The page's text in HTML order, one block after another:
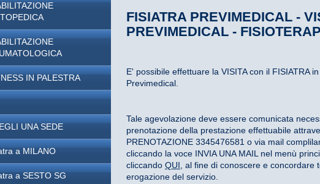
IN PALESTRA
UNA SEDE
a MILANO
a SESTO SG
FISIATRA PREVIMEDICAL -
PREVIMEDICAL -
E' possibile effettuare la VISITA con il FISIATRA
Previmedical.
Tale agevolazione deve essere comunicata
prenotazione della prestazione effettuabile
PRENOTAZIONE 3345476581 o via mail
cliccando la voce INVIA UNA MAIL nel menù
cliccando QUI , al fine di conoscere e concordare
erogazione del servizio.